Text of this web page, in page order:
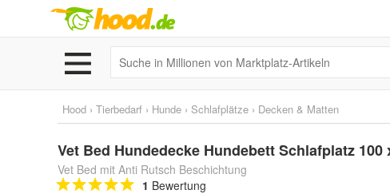
Hood › Tierbedarf › Hunde › Schlafplätze › Decken & Matten
Vet Bed Hundedecke Hundebett Schlafplatz
Vet Bed mit Anti Rutsch Beschichtung
1 Bewertung